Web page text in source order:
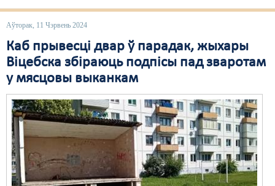
Аўторак, 11 Чэрвень 2024
Каб прывесці двар ў парадак, жыхары
Віцебска збіраюць подпісы пад зваротам
у мясцовы выканкам
Свабода слова
Суд
Сьмяротнае пакараньне
Экалёгія
Правы працоўных
Сацыяльныя правы